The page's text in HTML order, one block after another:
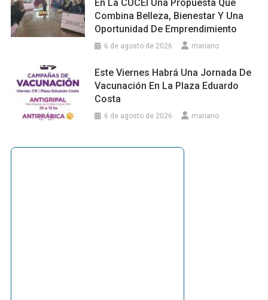
En La CUCEI Una Propuesta Que
Combina Belleza, Bienestar Y Una
Oportunidad De Emprendimiento
6 de agosto de 2026 mariano
Este Viernes Habrá Una Jornada De
Vacunación En La Plaza Eduardo
Costa
6 de agosto de 2026 mariano